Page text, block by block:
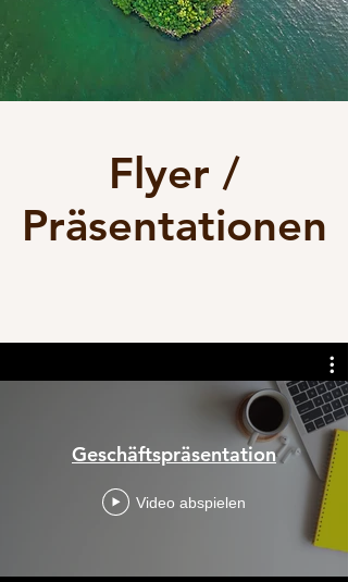
Flyer /
Präsentationen
Geschäftspräsentation
Video abspielen